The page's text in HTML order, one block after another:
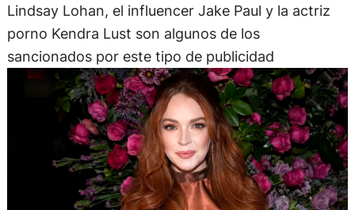
Lindsay Lohan, el influencer Jake Paul y la actriz
porno Kendra Lust son algunos de los
sancionados por este tipo de publicidad